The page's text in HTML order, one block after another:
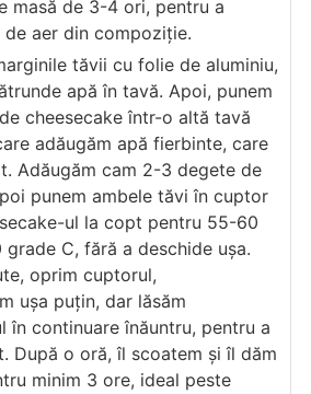
masă de 3-4 ori, pentru a
de aer din compoziție.
tăvii cu folie de aluminiu,
apă în tavă. Apoi, punem
cheesecake într-o altă tavă
adăugăm apă fierbinte, care
Adăugăm cam 2-3 degete de
punem ambele tăvi în cuptor
ul la copt pentru 55-60
grade C, fără a deschide ușa.
oprim cuptorul,
ușa puțin, dar lăsăm
în continuare înăuntru, pentru a
După o oră, îl scoatem și îl dăm
minim 3 ore, ideal peste